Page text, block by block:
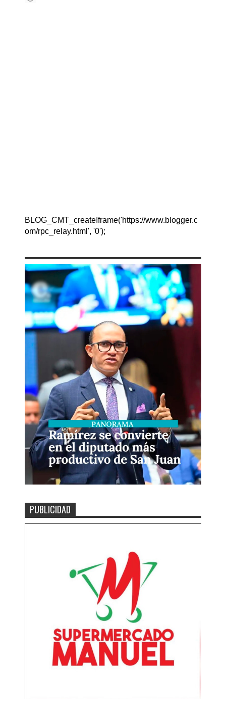
BLOG_CMT_createIframe('https://www.blogger.c
om/rpc_relay.html', '0');
PUBLICIDAD